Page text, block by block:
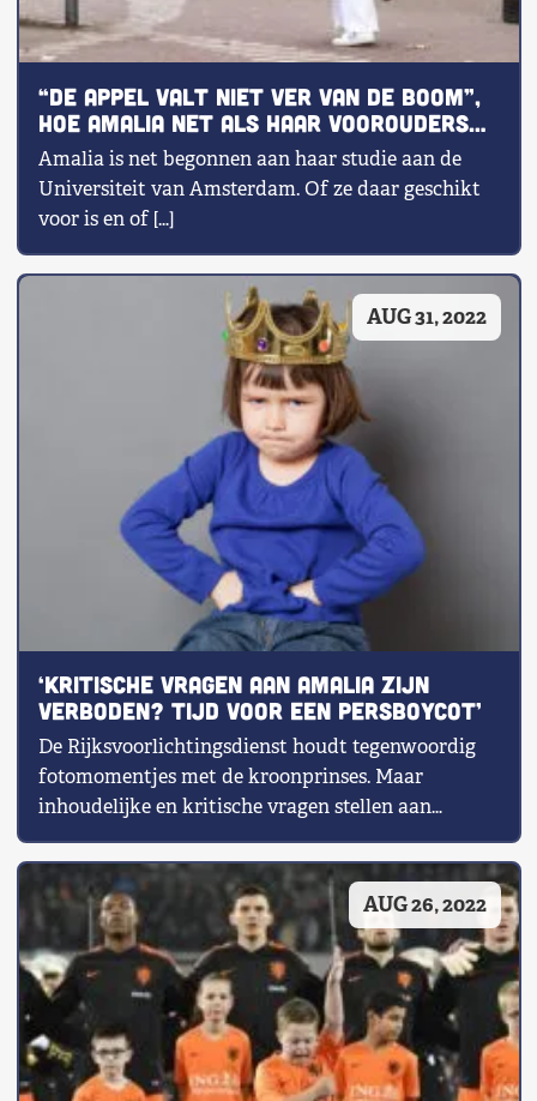
“De appel valt niet ver van de boom”,
hoe Amalia net als haar voorouders
door de academische molen wordt
gehaald
Amalia is net begonnen aan haar studie aan de
Universiteit van Amsterdam. Of ze daar geschikt
voor is en of […]
AUG 31, 2022
‘Kritische vragen aan Amalia zijn
verboden? Tijd voor een persboycot’
De Rijksvoorlichtingsdienst houdt tegenwoordig
fotomomentjes met de kroonprinses. Maar
inhoudelijke en kritische vragen stellen aan
Amalia is verboden. Door hier […]
AUG 26, 2022